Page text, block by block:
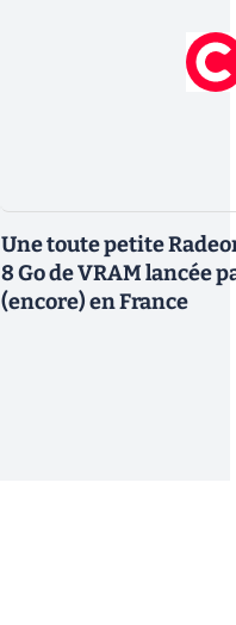
Une toute petite
8 Go de VRAM lancée
(encore) en France